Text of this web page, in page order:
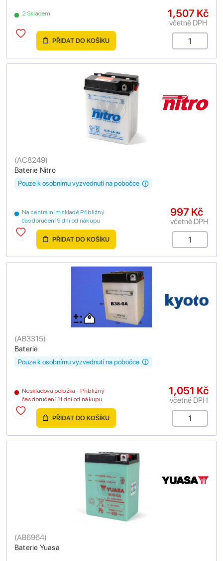
2 Skladem 1,507 Kč
včetně DPH
PŘIDAT DO KOŠÍKU
Baterie Nitro
(AC8249)
Na centrálním skladě Přibližný
čas doručení 9 dní od nákupu
Pouze k osobnímu vyzvednutí na pobočce
997 Kč
včetně DPH
PŘIDAT DO KOŠÍKU
Baterie
(AB3315)
Neskladová položka - Přibližný
čas doručení 11 dní od nákupu
Pouze k osobnímu vyzvednutí na pobočce
1,051 Kč
včetně DPH
PŘIDAT DO KOŠÍKU
Baterie Yuasa
(AB6964)